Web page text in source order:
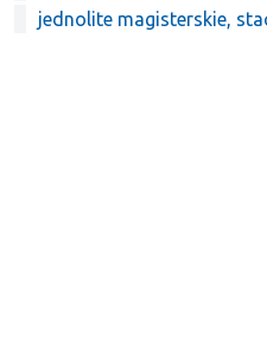
jednolite magisterskie,